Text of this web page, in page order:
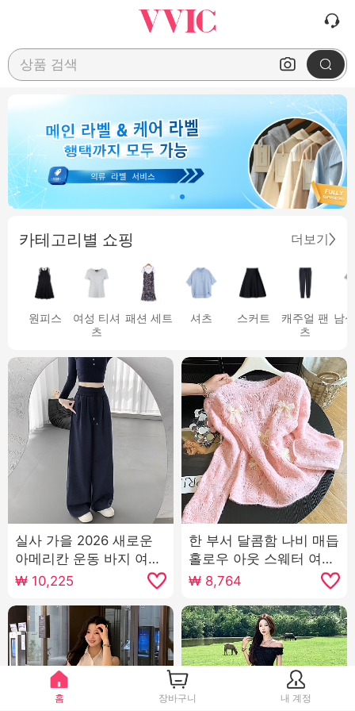
상품 검색
카테고리별 쇼핑 더보기
원피스
여성 티셔
츠
패션 세트 셔츠 스커트
캐주얼 팬
츠
남
실사 가을 2026 새로운
아메리칸 운동 바지 여성
로우 웨이스트 루즈핏 느
긋한 넓은 다리 캐주얼 웨
이 바지 와이드 레그 팬츠
어린이
₩ 10,225
한 부서 달콤함 나비 매듭
홀로우 아웃 스웨터 여자
2026 가을 의상 새로운
루즈핏 디자인 센스 쇼트
스타일 긴팔 니트 스웨터
₩ 8,764
홈 장바구니 내 계정